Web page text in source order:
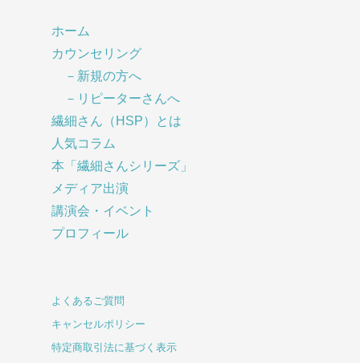
ホーム
カウンセリング
－新規の方へ
－リピーターさんへ
繊細さん（HSP）とは
人気コラム
本「繊細さんシリーズ」
メディア出演
講演会・イベント
プロフィール
よくあるご質問
キャンセルポリシー
特定商取引法に基づく表示